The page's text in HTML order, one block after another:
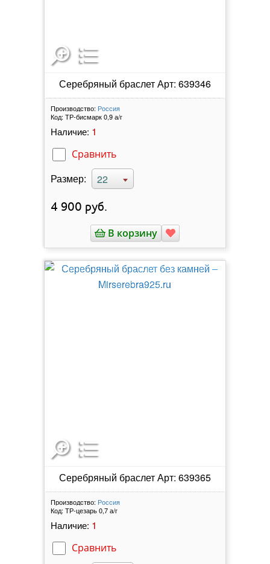
Серебряный браслет Арт: 639346
Производство: Россия
Код: ТР-бисмарк 0,9 а/г
Наличие: 1
Сравнить
Размер: 22
4 900 руб.
В корзину
Серебряный браслет Арт: 639365
Производство: Россия
Код: ТР-цезарь 0,7 а/г
Наличие: 1
Сравнить